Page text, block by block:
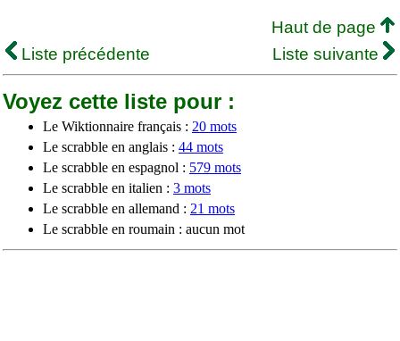
Haut de page
Liste précédente
Liste suivante
Voyez cette liste pour :
Le Wiktionnaire français : 20 mots
Le scrabble en anglais : 44 mots
Le scrabble en espagnol : 579 mots
Le scrabble en italien : 3 mots
Le scrabble en allemand : 21 mots
Le scrabble en roumain : aucun mot